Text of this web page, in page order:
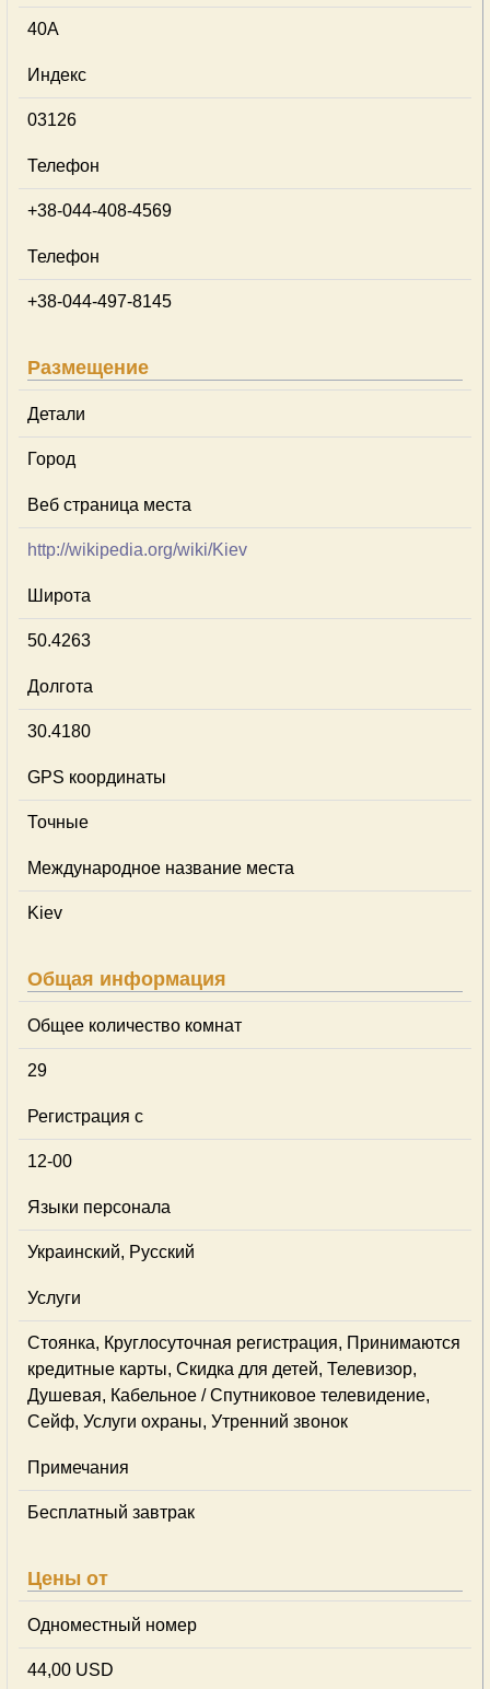
40А
Индекс
03126
Телефон
+38-044-408-4569
Телефон
+38-044-497-8145
Размещение
Детали
Город
Веб страница места
http://wikipedia.org/wiki/Kiev
Широта
50.4263
Долгота
30.4180
GPS координаты
Точные
Международное название места
Kiev
Общая информация
Общее количество комнат
29
Регистрация с
12-00
Языки персонала
Украинский, Русский
Услуги
Стоянка, Круглосуточная регистрация, Принимаются
кредитные карты, Скидка для детей, Телевизор,
Душевая, Кабельное / Спутниковое телевидение,
Сейф, Услуги охраны, Утренний звонок
Примечания
Бесплатный завтрак
Цены от
Одноместный номер
44,00 USD